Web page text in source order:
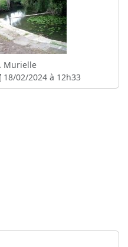
Murielle
18/02/2024 à 12h33